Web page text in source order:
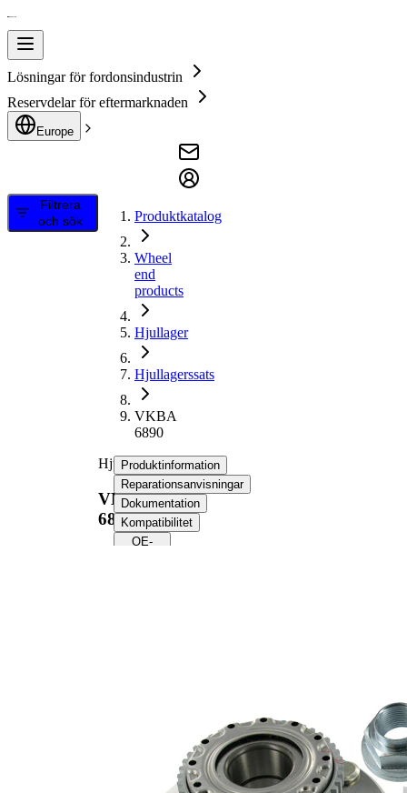
Lösningar för fordonsindustrin
Reservdelar för eftermarknaden
Europe
Filtrera
och sök
Produktkatalog
Wheel
end
products
Hjullager
Hjullagerssats
VKBA
6890
Hjullagerssats
VKBA
6890
Produktinformation
Reparationsanvisningar
Dokumentation
Kompatibilitet
OE-
Produktlista
Artikelnamn Artikelnummer Antal
SKF00369
1